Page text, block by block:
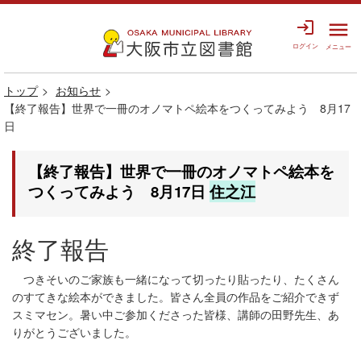
login
ログイン
menu
メニュー
トップ
お知らせ
【終了報告】世界で一冊のオノマトペ絵本をつくってみよう 8月17
日
【終了報告】世界で一冊のオノマトペ絵本を
つくってみよう 8月17日 住之江
終了報告
つきそいのご家族も一緒になって切ったり貼ったり、たくさん
のすてきな絵本ができました。皆さん全員の作品をご紹介できず
スミマセン。暑い中ご参加くださった皆様、講師の田野先生、あ
りがとうございました。